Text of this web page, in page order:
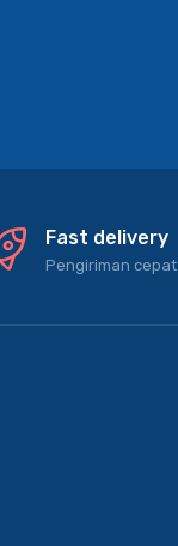
Fast delivery
Pengiriman cepat